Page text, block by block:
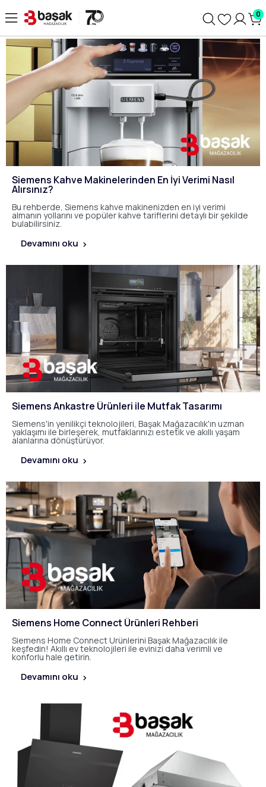
0
Siemens Kahve Makinelerinden En İyi Verimi Nasıl
Alırsınız?
Bu rehberde, Siemens kahve makinenizden en iyi verimi
almanın yollarını ve popüler kahve tariflerini detaylı bir şekilde
bulabilirsiniz.
Devamını oku
Siemens Ankastre Ürünleri ile Mutfak Tasarımı
Siemens'in yenilikçi teknolojileri, Başak Mağazacılık'ın uzman
yaklaşımı ile birleşerek, mutfaklarınızı estetik ve akıllı yaşam
alanlarına dönüştürüyor.
Devamını oku
Siemens Home Connect Ürünleri Rehberi
Siemens Home Connect Ürünlerini Başak Mağazacılık ile
keşfedin! Akıllı ev teknolojileri ile evinizi daha verimli ve
konforlu hale getirin.
Devamını oku